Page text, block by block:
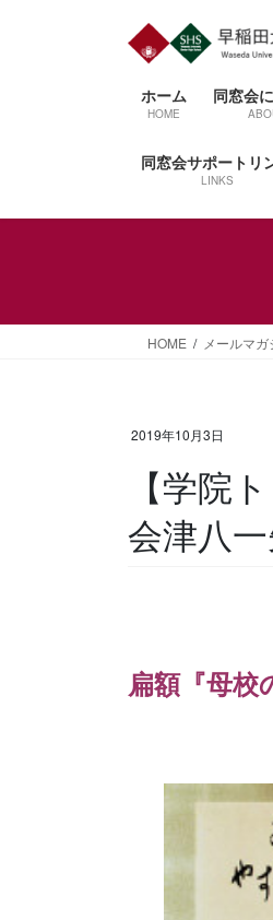
ッ
移
ホーム
HOME
同窓会
同窓会サポートリ
LINKS
HOME メールマ
2019年10月3日
【学院トピック】 扁額 『母校のかとに立ちて』
会津八
扁額『母校